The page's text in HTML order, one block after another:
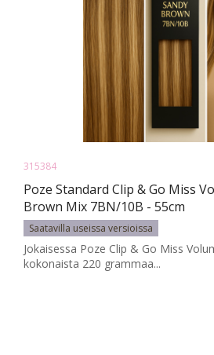
315384
Poze Standard Clip & Go Miss
Brown Mix 7BN/10B - 55cm
Saatavilla useissa versioissa
Jokaisessa Poze Clip & Go Miss
kokonaista 220 grammaa...